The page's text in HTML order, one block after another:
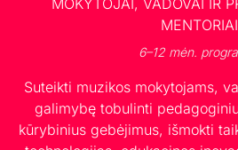
MOKYTOJAI, VADOVAI IR
MENTORIAI
6–12 mėn.
Suteikti muzikos mokytojams,
galimybę tobulinti
kūrybinius gebėjimus, išmokti